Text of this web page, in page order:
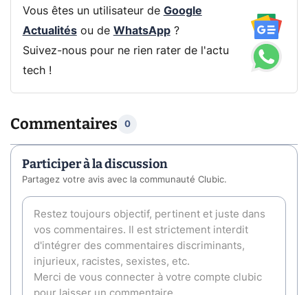
Vous êtes un utilisateur de Google
Actualitésou de WhatsApp?
Suivez-nous pour ne rien rater de l'actu
tech !
Commentaires 0
Participer à la discussion
Partagez votre avis avec la communauté Clubic.